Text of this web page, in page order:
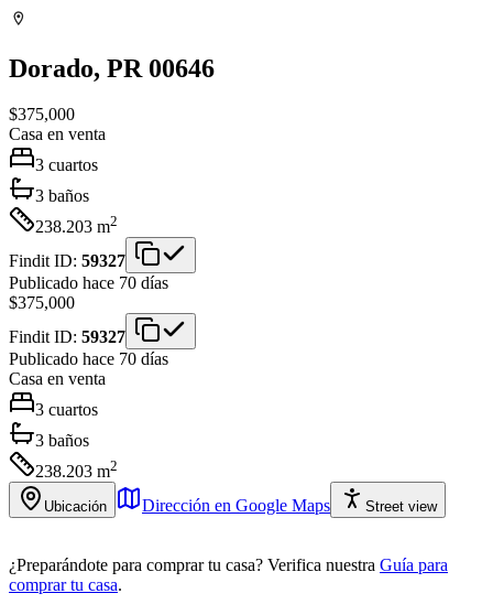
Dorado, PR 00646
$375,000
Casa en venta
3 cuartos
3 baños
238.203 m2
Findit ID: 59327
Publicado hace 70 días
$375,000
Findit ID: 59327
Publicado hace 70 días
Casa en venta
3 cuartos
3 baños
238.203 m2
Ubicación Dirección en Google Maps Street view
¿Preparándote para comprar tu casa? Verifica nuestra Guía para
comprar tu casa.